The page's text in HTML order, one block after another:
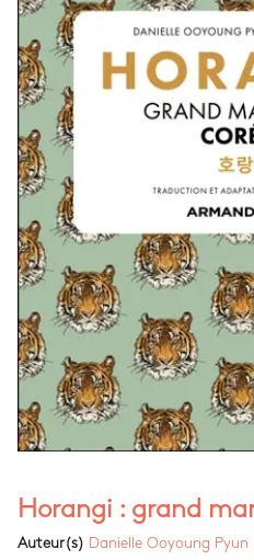
Horangi : grand
Auteur(s) Danielle Ooyoung Pyun